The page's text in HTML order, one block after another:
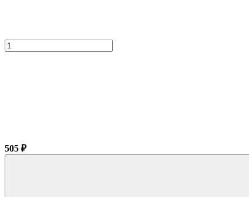
505 ₽